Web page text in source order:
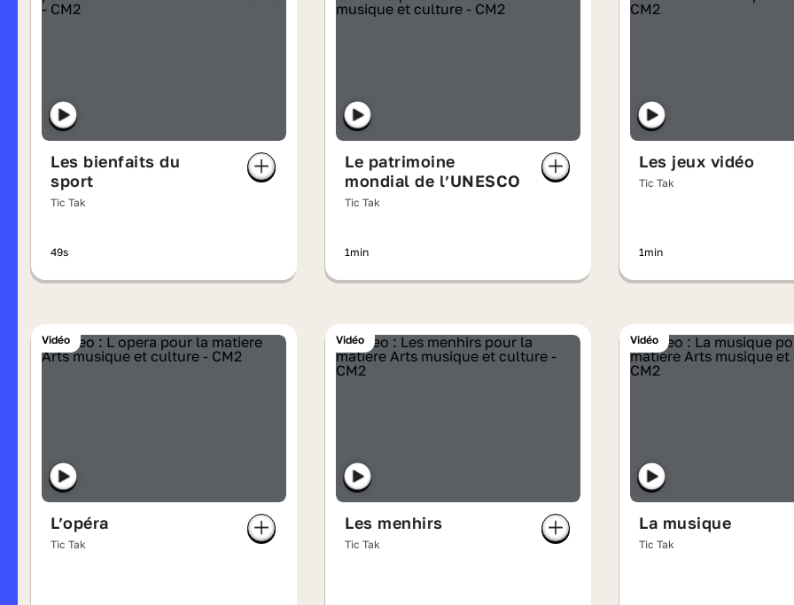
Les bienfaits du
sport
Tic Tak
49s
Le patrimoine
mondial de l’UNESCO
Tic Tak
1min
Les jeux vidéo
Tic Tak
1min
Vidéo
L’opéra
Tic Tak
Vidéo
Les menhirs
Tic Tak
Vidéo
La musique
Tic Tak